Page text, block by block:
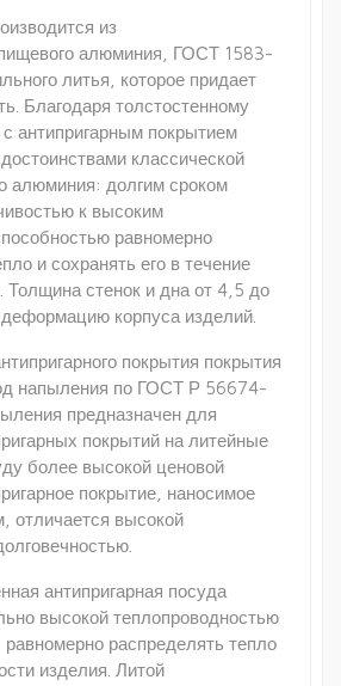
из
пищевого алюминия, ГОСТ 1583-
литья, которое придает
Благодаря толстостенному
антипригарным покрытием
классической
алюминия: долгим сроком
к высоким
равномерно
и сохранять его в течение
Толщина стенок и дна от 4,5 до
корпуса изделий.
покрытия покрытия
напыления по ГОСТ Р 56674-
предназначен для
покрытий на литейные
более высокой ценовой
покрытие, наносимое
отличается высокой
антипригарная посуда
высокой теплопроводностью
распределять тепло
изделия. Литой